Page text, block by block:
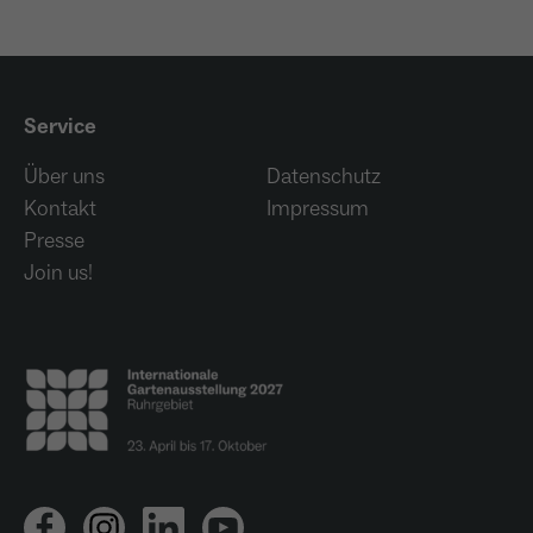
Anbieter
Laufzeit
Unterscheidung der Webseitenbesucher.
Anbieter Google LLC
Laufzeit 2 Jahre
Zweck
erkannt wird, ob ein Besucher neu oder
Service
Über uns
Kontakt
Presse
Join us!
Datenschutz
Impressum